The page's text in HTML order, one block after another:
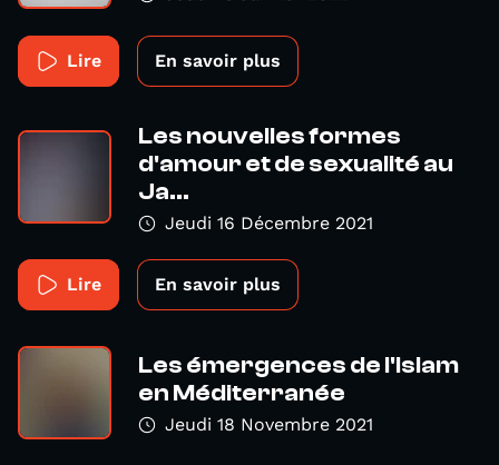
Lire En savoir plus
Les nouvelles formes
d'amour et de sexualité au
Ja...
Jeudi 16 Décembre 2021
Lire En savoir plus
Les émergences de l'Islam
en Méditerranée
Jeudi 18 Novembre 2021